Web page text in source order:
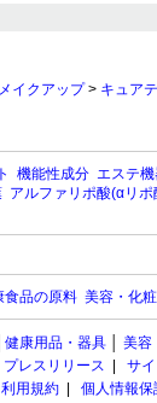
メイクアップ> キュア
機能性成分 エステ
アルファリポ酸(αリポ
食品の原料 美容・化
健康用品・器具 美容
プレスリリース
サ
利用規約 個人情報